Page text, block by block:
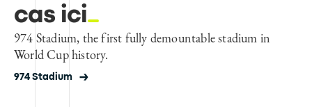
cas ici
974 Stadium, the first fully demountable stadium in
World Cup history.
974 Stadium